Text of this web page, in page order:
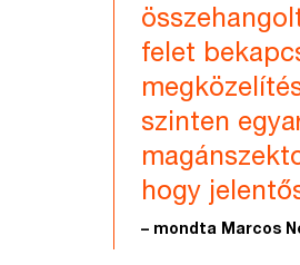
felet
szinten
hogy
– mondta Marcos